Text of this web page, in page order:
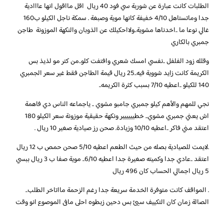
الطلبات كانت عبارة عن شوربة سي فود 40 ريال اقل مااقول انها عااادية
جدا وماتستاهل 4/10 خفيفة كانها موية وصبغة . سمكة ناجل الكيلو ب160
غالي نوعا ما ..اخدناها مشوية..ولااحكيلك عن الذوبان والنكهة الموزونة طاجن
جمبري بالكاري
وقلله زود الفلفل ..نفسي امسك شعري وافتفت كلو..من كتر مو لذيذ بس
الكريمة كانت زايد شووية فيه..25 ريال قيمة الطاجن فقط غير سعر الجمبري
140 للكيلو ..اعطيه 7/10 بسبب كثرة الكريمه..
نجي للمهم والأهم كيلو جمبري جامبو مشوي .. ياجماعه الناس دي فاهمة
اش يعني جمبري مشوي.. خطيييييير ونكهة حقيقية موزونة سعر الكيلو 180
اعتقد مني فاكر ..اعطيه 10/10 وزيادة. صحن رز صيادية صغير 10 ريال .
.لايمت للصيادية بصله من حيث الطعم اعطيه 5/10 صحن حمص ب 12 ريال
اعتقد ..عادي جدا وكميته صغيرة جدا اعطيه 6/10.. موية صفا ب 3 ريال ببسي
5 ريال اجمالي الحساب كان 496 ريال
. المواقف كانت متوفرة الخدمة سريعة جدا رغم الزحمة مااتاخر الطلب..
الصالة زمان كان التكييف سيئ بس دحين زبطوه احلى مافي الموصوع انو وقت